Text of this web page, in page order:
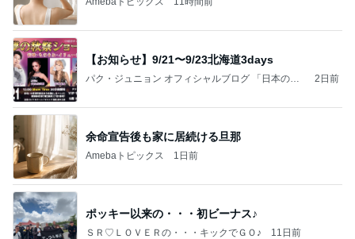
【お知らせ】9/21〜9/23北海道3days
パク・ジュニョン オフィシャルブログ 「日本の
2日前
余命宣告後も家に居続ける旦那
Amebaトピックス 1日前
ポッキー以来の・・・初ビーナス♪
ＳＲ♡ＬＯＶＥＲの・・・キックでＧＯ♪ 11日前